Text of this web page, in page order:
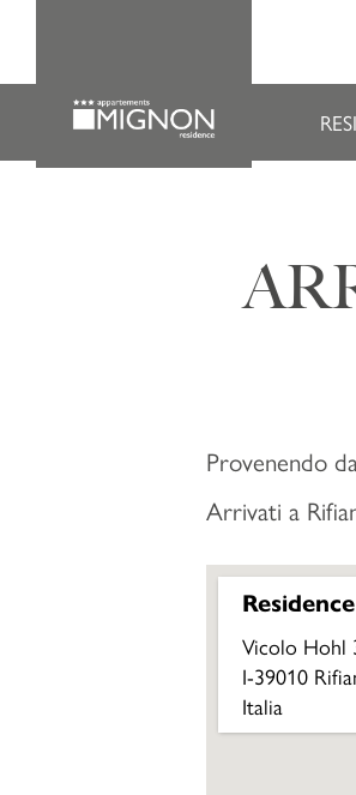
Provenendo
Arrivati a
Vicolo Hohl
I-39010
Italia